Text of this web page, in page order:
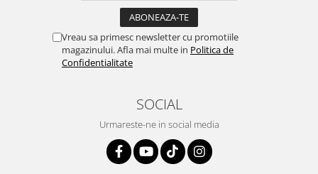
Vreau sa primesc newsletter cu promotiile
magazinului. Afla mai multe in Politica de
Confidentialitate
SOCIAL
Urmareste-ne in social media